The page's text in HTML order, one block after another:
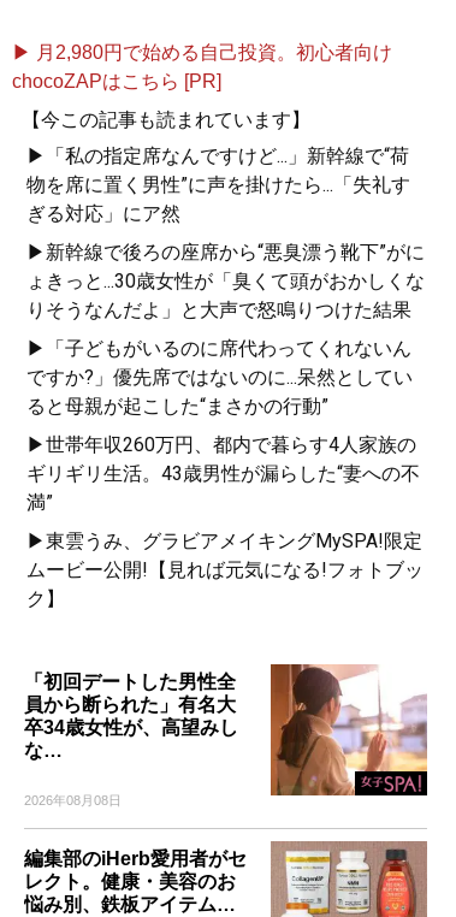
▶ 月2,980円で始める自己投資。初心者向け
chocoZAPはこちら [PR]
【今この記事も読まれています】
▶「私の指定席なんですけど...」新幹線で“荷
物を席に置く男性”に声を掛けたら...「失礼す
ぎる対応」にア然
▶新幹線で後ろの座席から“悪臭漂う靴下”がに
ょきっと...30歳女性が「臭くて頭がおかしくな
りそうなんだよ」と大声で怒鳴りつけた結果
▶「子どもがいるのに席代わってくれないん
ですか?」優先席ではないのに...呆然としてい
ると母親が起こした“まさかの行動”
▶世帯年収260万円、都内で暮らす4人家族の
ギリギリ生活。43歳男性が漏らした“妻への不
満”
▶東雲うみ、グラビアメイキングMySPA!限定
ムービー公開!【見れば元気になる!フォトブッ
ク】
「初回デートした男性全
員から断られた」有名大
卒34歳女性が、高望みし
な…
2026年08月08日
編集部のiHerb愛用者がセ
レクト。健康・美容のお
悩み別、鉄板アイテム…